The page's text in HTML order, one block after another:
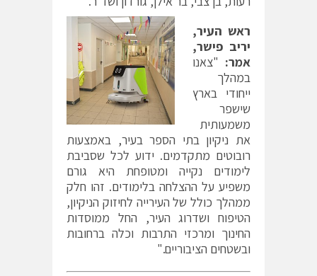
ראש העיר,
יריב פישר,
אמר: "צאנו
במהלך
ייחודי בארץ
שישפר
משמעותית
את ניקיון בתי הספר בעיר, באמצעות
רובוטים מתקדמים. ידוע לכל שסביבת
לימודים נקייה ומטופחת היא גורם
משפיע על ההצלחה בלימודים. זהו חלק
ממהלך כולל של העירייה לחיזוק הניקיון,
הטיפוח ושדרוג העיר, החל ממוסדות
החינוך ומרכזי התרבות וכלה ברחובות
ובשטחים הציבוריים."